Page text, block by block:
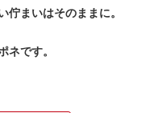
佇まいはそのままに。
ネです。